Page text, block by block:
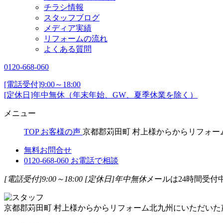
チラシ情報
スタッフブログ
メディア実績
リフォームの流れ
よくある質問
0120-668-060
[電話受付]9:00～18:00
[定休日]年中無休（年末年始、GW、夏季休業を除く）
メニュー
TOP お客様の声 京都郡苅田町 村上様からからリフォ
無料お問合せ
0120-668-060 お電話で相談
[電話受付]9:00～18:00 [定休日]年中無休メールは24時間受付
京都郡苅田町 村上様からからリフォーム北九州にいただいた